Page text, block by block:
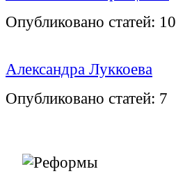
Опубликовано статей: 10
Александра Луккоева
Опубликовано статей: 7